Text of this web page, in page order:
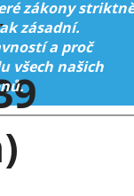
zákony striktně
zásadní.
a proč
všech našich